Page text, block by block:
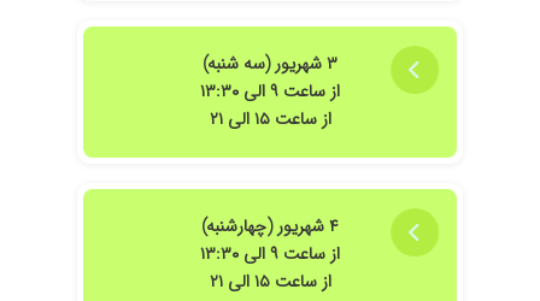
۳ شهریور (سه شنبه)
از ساعت ۹ الی ۱۳:۳۰
از ساعت ۱۵ الی ۲۱
۴ شهریور (چهارشنبه)
از ساعت ۹ الی ۱۳:۳۰
از ساعت ۱۵ الی ۲۱